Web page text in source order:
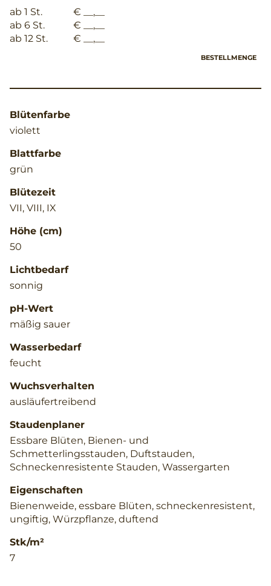
ab 1 St.
€ __,__
ab 6 St.
€ __,__
ab 12 St.
€ __,__
BESTELLMENGE
Blütenfarbe
violett
Blattfarbe
grün
Blütezeit
VII, VIII, IX
Höhe (cm)
50
Lichtbedarf
sonnig
pH-Wert
mäßig sauer
Wasserbedarf
feucht
Wuchsverhalten
ausläufertreibend
Staudenplaner
Essbare Blüten, Bienen- und
Schmetterlingsstauden, Duftstauden,
Schneckenresistente Stauden, Wassergarten
Eigenschaften
Bienenweide, essbare Blüten, schneckenresistent,
ungiftig, Würzpflanze, duftend
Stk/m²
7